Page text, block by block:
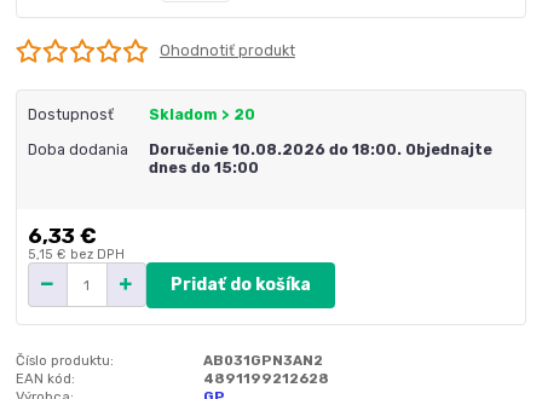
Ohodnotiť produkt
Dostupnosť Skladom > 20
Doba dodania
Doručenie 10.08.2026 do 18:00. Objednajte
dnes do 15:00
6,33 €
5,15 € bez DPH
Pridať do košíka
Číslo produktu:
AB031GPN3AN2
EAN kód:
4891199212628